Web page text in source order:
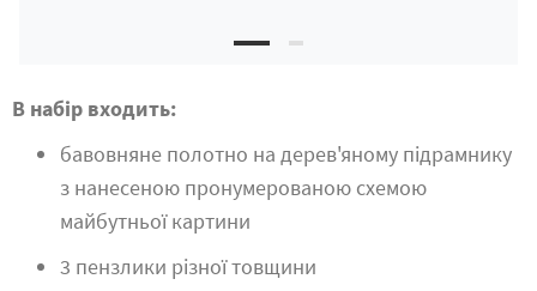
В набір входить:
бавовняне полотно на дерев'яному підрамнику
з нанесеною пронумерованою схемою
майбутньої картини
3 пензлики різної товщини